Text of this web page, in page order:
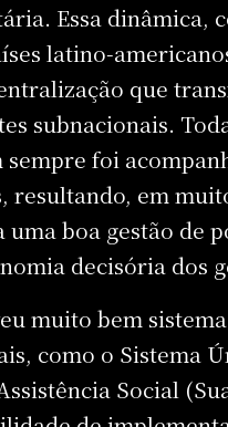
Essa dinâmica,
latino-
que
subnacionais.
sempre foi
resultando, em
uma boa gestão de
decisória dos
muito bem
como o Sistema
Social